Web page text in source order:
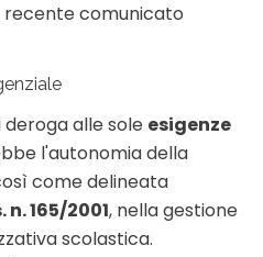
recente comunicato
deroga alle sole esigenze
l'autonomia della
come delineata
165/2001, nella gestione
scolastica.